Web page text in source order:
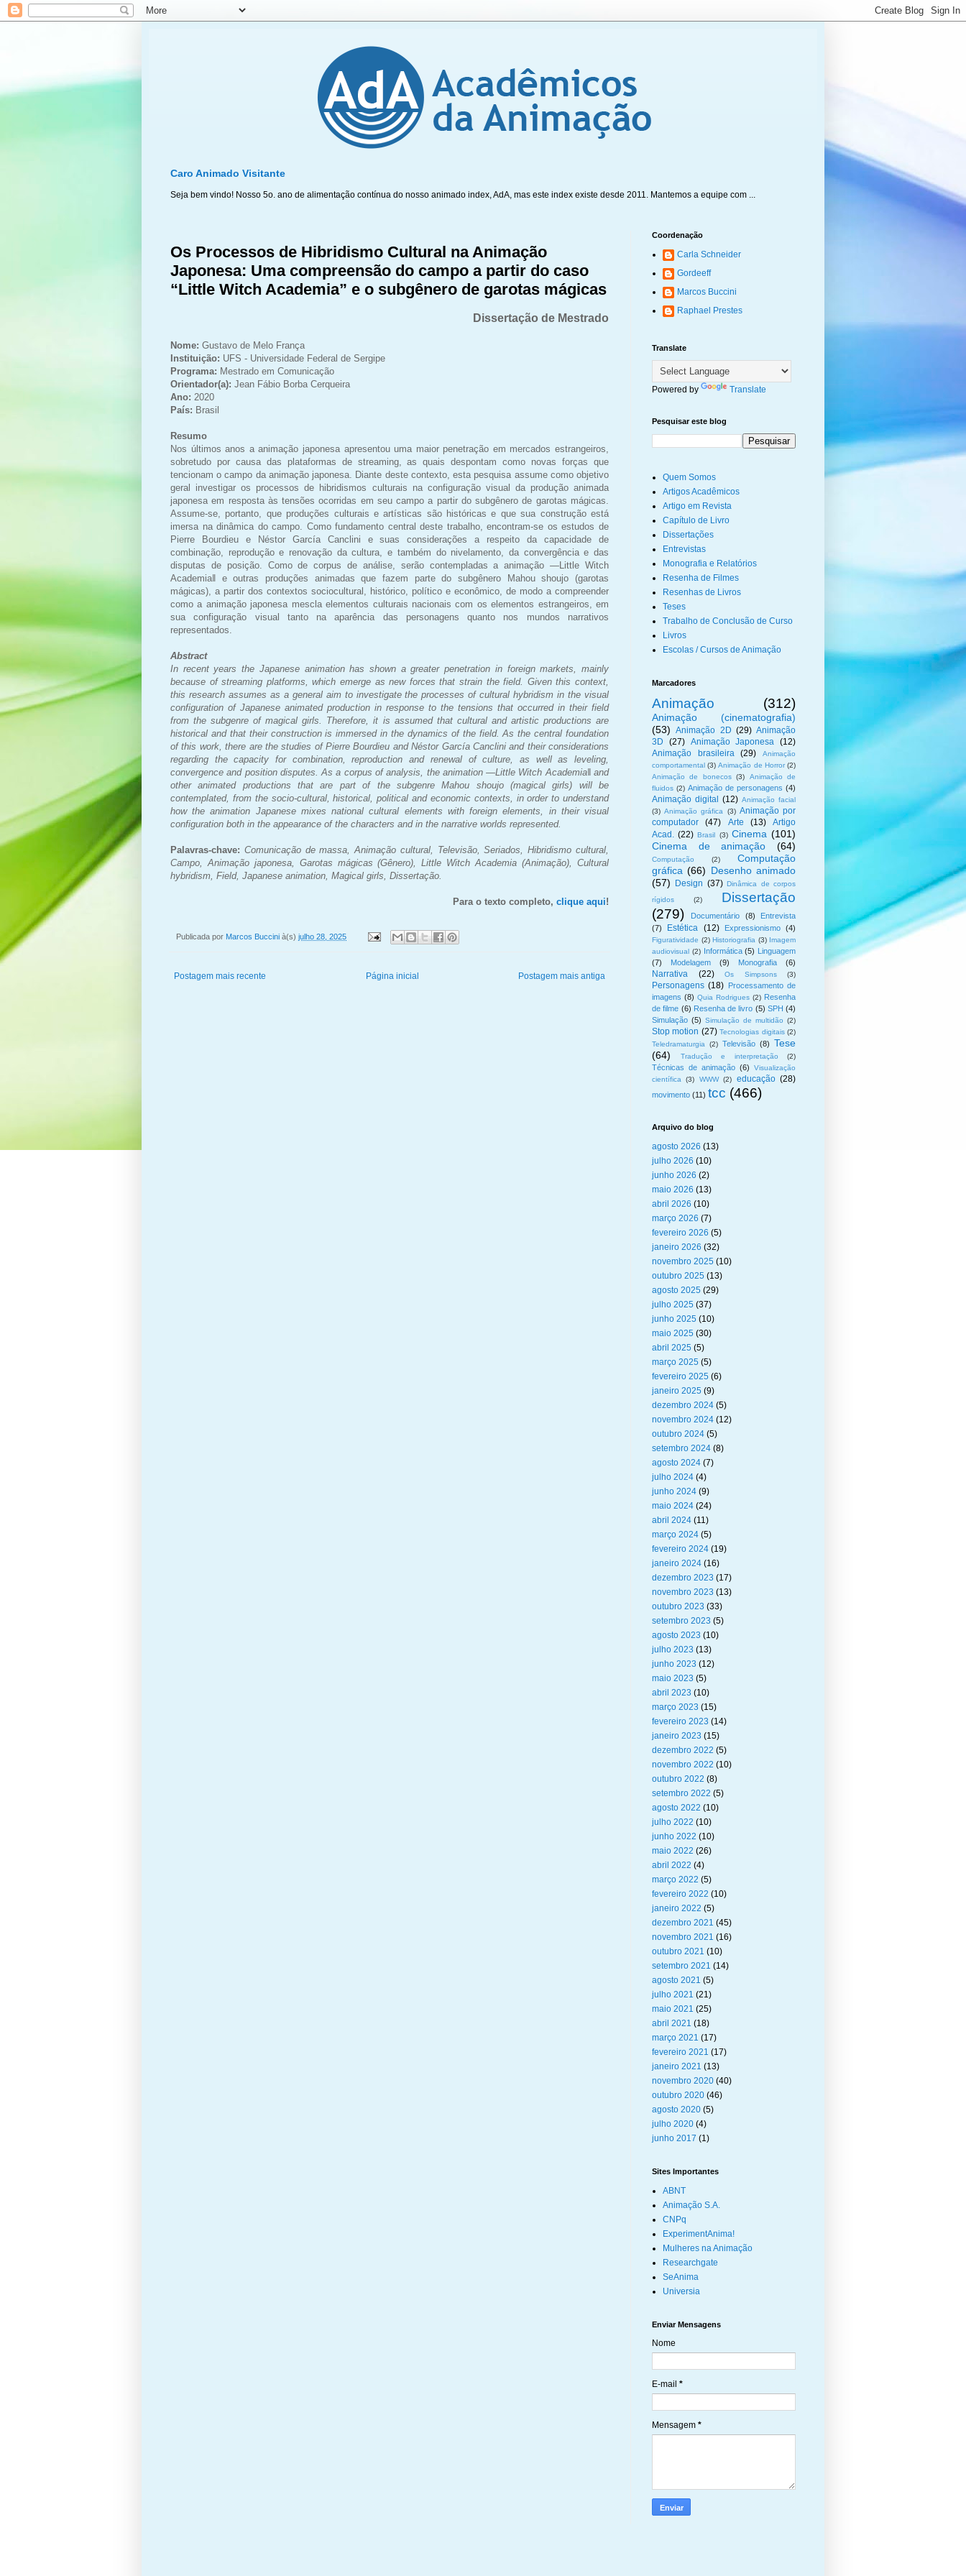
Caro Animado Visitante
Seja bem vindo! Nosso 5o. ano de alimentação contínua do nosso animado index, AdA, mas este index existe desde 2011. Mantemos a equipe com ...
Os Processos de Hibridismo Cultural na Animação
Japonesa: Uma compreensão do campo a partir do caso
“Little Witch Academia” e o subgênero de garotas mágicas
Dissertação de Mestrado
Nome: Gustavo de Melo França
Instituição: UFS - Universidade Federal de Sergipe
Programa: Mestrado em Comunicação
Orientador(a): Jean Fábio Borba Cerqueira
Ano: 2020
País: Brasil
Resumo
Nos últimos anos a animação japonesa apresentou uma maior penetração em mercados estrangeiros,
sobretudo por causa das plataformas de streaming, as quais despontam como novas forças que
tencionam o campo da animação japonesa. Diante deste contexto, esta pesquisa assume como objetivo
geral investigar os processos de hibridismos culturais na configuração visual da produção animada
japonesa em resposta às tensões ocorridas em seu campo a partir do subgênero de garotas mágicas.
Assume-se, portanto, que produções culturais e artísticas são históricas e que sua construção está
imersa na dinâmica do campo. Como fundamento central deste trabalho, encontram-se os estudos de
Pierre Bourdieu e Néstor García Canclini e suas considerações a respeito da capacidade de
combinação, reprodução e renovação da cultura, e também do nivelamento, da convergência e das
disputas de posição. Como de corpus de análise, serão contempladas a animação ―Little Witch
Academia‖ e outras produções animadas que fazem parte do subgênero Mahou shoujo (garotas
mágicas), a partir dos contextos sociocultural, histórico, político e econômico, de modo a compreender
como a animação japonesa mescla elementos culturais nacionais com os elementos estrangeiros, em
sua configuração visual tanto na aparência das personagens quanto nos mundos narrativos
representados.
Abstract
In recent years the Japanese animation has shown a greater penetration in foreign markets, mainly
because of streaming platforms, which emerge as new forces that strain the field. Given this context,
this research assumes as a general aim to investigate the processes of cultural hybridism in the visual
configuration of Japanese animated production in response to the tensions that occurred in their field
from the subgenre of magical girls. Therefore, it is assumed that cultural and artistic productions are
historical and that their construction is immersed in the dynamics of the field. As the central foundation
of this work, there are the studies of Pierre Bourdieu and Néstor García Canclini and their considerations
regarding the capacity for combination, reproduction and renewal of culture, as well as leveling,
convergence and position disputes. As a corpus of analysis, the animation ―Little Witch Academia‖ and
other animated productions that are part of the subgenre Mahou shoujo (magical girls) will be
contemplated, from the socio-cultural, historical, political and economic contexts, in order to understand
how the animation Japanese mixes national cultural elements with foreign elements, in their visual
configuration both in the appearance of the characters and in the narrative worlds represented.
Palavras-chave: Comunicação de massa, Animação cultural, Televisão, Seriados, Hibridismo cultural,
Campo, Animação japonesa, Garotas mágicas (Gênero), Little Witch Academia (Animação), Cultural
hybridism, Field, Japanese animation, Magical girls, Dissertação.
Para o texto completo, clique aqui!
Publicada por Marcos Buccini à(s) julho 28, 2025
Postagem mais recente Postagem mais antiga
Página inicial
Coordenação
Carla Schneider
Gordeeff
Marcos Buccini
Raphael Prestes
Translate
Powered by Translate
Pesquisar este blog
Quem Somos
Artigos Acadêmicos
Artigo em Revista
Capítulo de Livro
Dissertações
Entrevistas
Monografia e Relatórios
Resenha de Filmes
Resenhas de Livros
Teses
Trabalho de Conclusão de Curso
Livros
Escolas / Cursos de Animação
Marcadores
Animação (312)
Animação (cinematografia)
(53) Animação 2D (29) Animação
3D
(27) Animação Japonesa (12)
Animação brasileira
(29)
Animação
comportamental (3) Animação de Horror (2)
Animação de bonecos (3)
Animação de
fluidos (2) Animação de personagens (4)
Animação digital (12) Animação facial
(3) Animação gráfica (3) Animação por
computador
(47) Arte (13)
Artigo
Acad. (22) Brasil (3) Cinema (101)
Cinema de animação
(64)
Computação (2)
Computação
gráfica (66) Desenho animado
(57)
Design (37) Dinâmica de corpos
rígidos
(2)
Dissertação
(279)
Documentário (8)
Entrevista
(7)
Estética (12) Expressionismo (4)
Figuratividade (2) Historiografia (3) Imagem
audiovisual (2) Informática (5) Linguagem
(7)
Modelagem (9) Monografia (6)
Narrativa (22) Os Simpsons (3)
Personagens (18) Processamento de
imagens (8) Quia Rodrigues (2) Resenha
de filme (6) Resenha de livro (5) SPH (4)
Simulação (5) Simulação de multidão (2)
Stop motion (27) Tecnologias digitais (2)
Teledramaturgia
(2) Televisão (8) Tese
(64)
Tradução e interpretação (2)
Técnicas de animação (6)
Visualização
científica
(3) WWW (2) educação (28)
movimento (11) tcc (466)
Arquivo do blog
agosto 2026 (13)
julho 2026 (10)
junho 2026 (2)
maio 2026 (13)
abril 2026 (10)
março 2026 (7)
fevereiro 2026 (5)
janeiro 2026 (32)
novembro 2025 (10)
outubro 2025 (13)
agosto 2025 (29)
julho 2025 (37)
junho 2025 (10)
maio 2025 (30)
abril 2025 (5)
março 2025 (5)
fevereiro 2025 (6)
janeiro 2025 (9)
dezembro 2024 (5)
novembro 2024 (12)
outubro 2024 (5)
setembro 2024 (8)
agosto 2024 (7)
julho 2024 (4)
junho 2024 (9)
maio 2024 (24)
abril 2024 (11)
março 2024 (5)
fevereiro 2024 (19)
janeiro 2024 (16)
dezembro 2023 (17)
novembro 2023 (13)
outubro 2023 (33)
setembro 2023 (5)
agosto 2023 (10)
julho 2023 (13)
junho 2023 (12)
maio 2023 (5)
abril 2023 (10)
março 2023 (15)
fevereiro 2023 (14)
janeiro 2023 (15)
dezembro 2022 (5)
novembro 2022 (10)
outubro 2022 (8)
setembro 2022 (5)
agosto 2022 (10)
julho 2022 (10)
junho 2022 (10)
maio 2022 (26)
abril 2022 (4)
março 2022 (5)
fevereiro 2022 (10)
janeiro 2022 (5)
dezembro 2021 (45)
novembro 2021 (16)
outubro 2021 (10)
setembro 2021 (14)
agosto 2021 (5)
julho 2021 (21)
maio 2021 (25)
abril 2021 (18)
março 2021 (17)
fevereiro 2021 (17)
janeiro 2021 (13)
novembro 2020 (40)
outubro 2020 (46)
agosto 2020 (5)
julho 2020 (4)
junho 2017 (1)
Sites Importantes
ABNT
Animação S.A.
CNPq
ExperimentAnima!
Mulheres na Animação
Researchgate
SeAnima
Universia
Enviar Mensagens
Nome
E-mail *
Mensagem *